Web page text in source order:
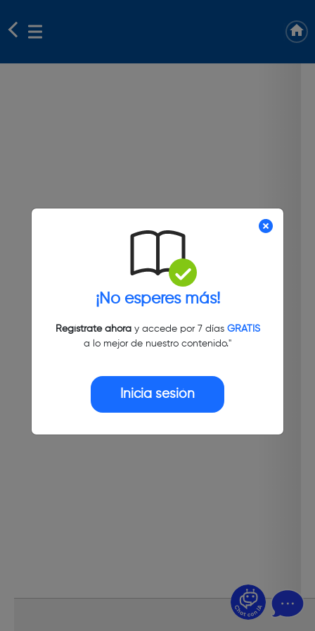
¡No esperes más!
Regístrate ahoray accede por 7 días GRATIS
a lo mejor de nuestro contenido."
Inicia sesión